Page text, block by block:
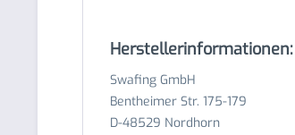
Herstellerinformationen:
Swafing GmbH
Bentheimer Str. 175-179
D-48529 Nordhorn